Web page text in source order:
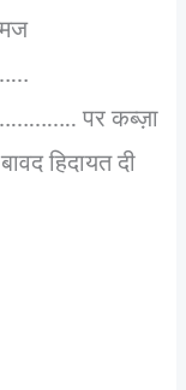
पर कब्ज़ा
हिदायत दी